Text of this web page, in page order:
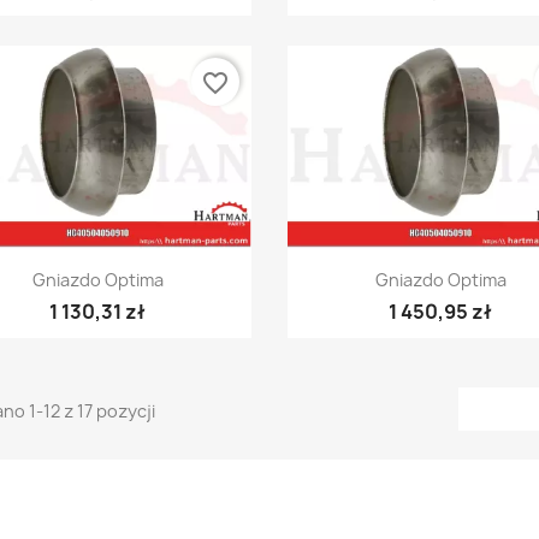
Szybki podgląd
Gniazdo Optima
1 130,31 zł
favorite_border
Szybki podgląd
Gniazdo Optima
1 450,95 zł
1-12 z 17 pozycji